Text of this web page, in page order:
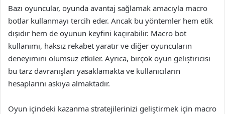
Bazı oyuncular, oyunda avantaj sağlamak amacıyla macro
botlar kullanmayı tercih eder. Ancak bu yöntemler hem etik
dışıdır hem de oyunun keyfini kaçırabilir. Macro bot
kullanımı, haksız rekabet yaratır ve diğer oyuncuların
deneyimini olumsuz etkiler. Ayrıca, birçok oyun geliştiricisi
bu tarz davranışları yasaklamakta ve kullanıcıların
hesaplarını askıya almaktadır.
Oyun içindeki kazanma stratejilerinizi geliştirmek için macro